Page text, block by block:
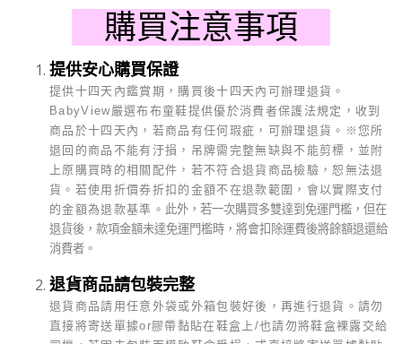
購買注意事項
提供安心購買保證
提供十四天內鑑賞期，購買後十四天內可辦理退貨。
BabyView嚴選布布童鞋提供優於消費者保護法規定，收到
商品於十四天內，若商品有任何瑕疵，可辦理退貨。 ※您所
退回的商品不能有汙損，吊牌需完整無缺與不能剪標，並附
上原購買時的相關配件，若不符合退貨商品檢驗，恕無法退
貨。若使用折價券折扣的金額不在退款範圍，會以實際支付
的金額為退款基準。 此外，若一次購買多雙達到免運門檻，但在
退貨後，款項金額未達免運門檻時，將會扣除運費後將餘額退還給
消費者。
退貨商品請包裝完整
退貨商品請用任意外袋或外箱包裝好後，再進行退貨。請勿
直接將寄送單據or膠帶黏貼在鞋盒上/也請勿將鞋盒裸露交給